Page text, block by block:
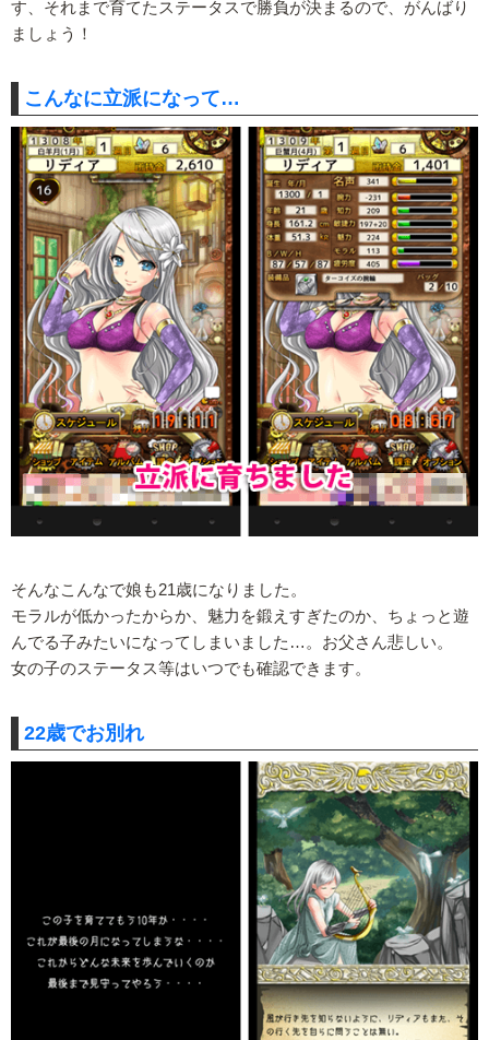
す、それまで育てたステータスで勝負が決まるので、がんばり
ましょう！
こんなに立派になって…
そんなこんなで娘も21歳になりました。
モラルが低かったからか、魅力を鍛えすぎたのか、ちょっと遊
んでる子みたいになってしまいました…。お父さん悲しい。
女の子のステータス等はいつでも確認できます。
22歳でお別れ